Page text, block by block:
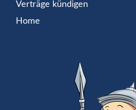
Verträge kündigen
Home